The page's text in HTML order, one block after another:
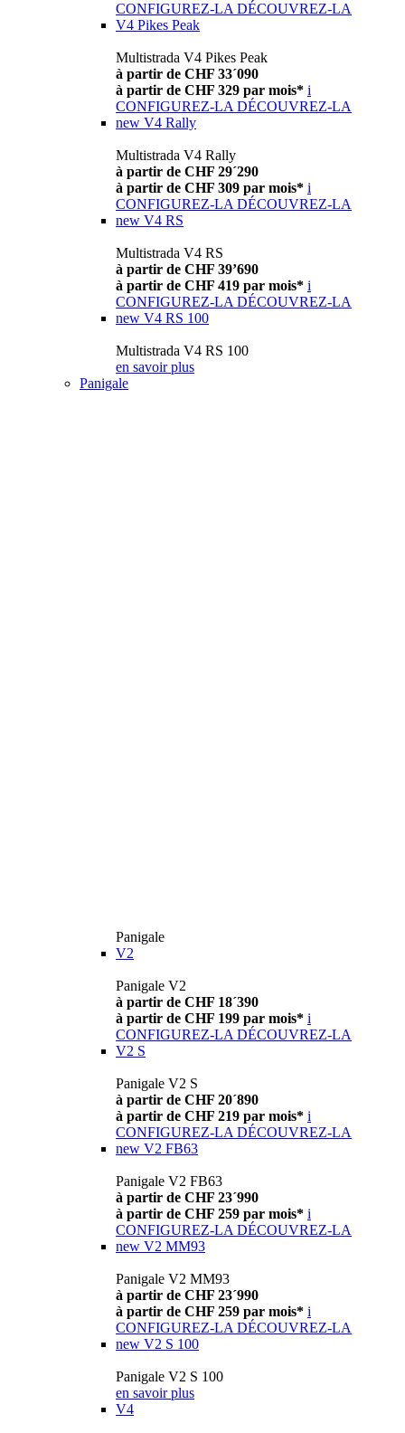
CONFIGUREZ-LA DÉCOUVREZ-LA
V4 Pikes Peak
Multistrada V4 Pikes Peak
à partir de CHF 33´090
à partir de CHF 329 par mois* i
CONFIGUREZ-LA DÉCOUVREZ-LA
new V4 Rally
Multistrada V4 Rally
à partir de CHF 29´290
à partir de CHF 309 par mois* i
CONFIGUREZ-LA DÉCOUVREZ-LA
new V4 RS
Multistrada V4 RS
à partir de CHF 39’690
à partir de CHF 419 par mois* i
CONFIGUREZ-LA DÉCOUVREZ-LA
new V4 RS 100
Multistrada V4 RS 100
en savoir plus
Panigale
Panigale
V2
Panigale V2
à partir de CHF 18´390
à partir de CHF 199 par mois* i
CONFIGUREZ-LA DÉCOUVREZ-LA
V2 S
Panigale V2 S
à partir de CHF 20´890
à partir de CHF 219 par mois* i
CONFIGUREZ-LA DÉCOUVREZ-LA
new V2 FB63
Panigale V2 FB63
à partir de CHF 23´990
à partir de CHF 259 par mois* i
CONFIGUREZ-LA DÉCOUVREZ-LA
new V2 MM93
Panigale V2 MM93
à partir de CHF 23´990
à partir de CHF 259 par mois* i
CONFIGUREZ-LA DÉCOUVREZ-LA
new V2 S 100
Panigale V2 S 100
en savoir plus
V4